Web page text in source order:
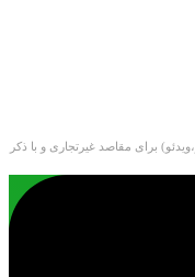
برای مقاصد غیرتجاری و با ذکر